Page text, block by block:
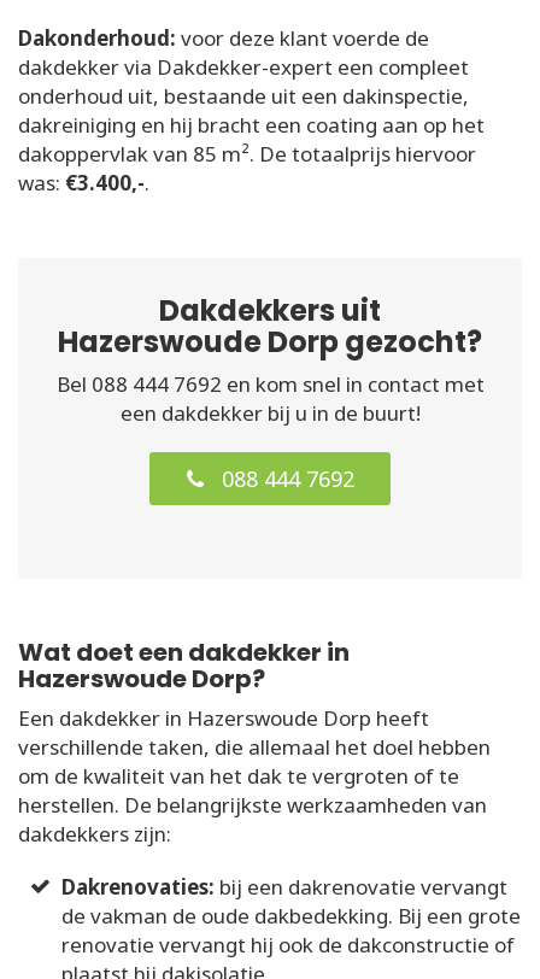
Dakonderhoud: voor deze klant voerde de
dakdekker via Dakdekker-expert een compleet
onderhoud uit, bestaande uit een dakinspectie,
dakreiniging en hij bracht een coating aan op het
dakoppervlak van 85 m². De totaalprijs hiervoor
was: €3.400,-.
Dakdekkers uit
Hazerswoude Dorp gezocht?
Bel 088 444 7692 en kom snel in contact met
een dakdekker bij u in de buurt!
088 444 7692
Wat doet een dakdekker in
Hazerswoude Dorp?
Een dakdekker in Hazerswoude Dorp heeft
verschillende taken, die allemaal het doel hebben
om de kwaliteit van het dak te vergroten of te
herstellen. De belangrijkste werkzaamheden van
dakdekkers zijn:
Dakrenovaties: bij een dakrenovatie vervangt
de vakman de oude dakbedekking. Bij een grote
renovatie vervangt hij ook de dakconstructie of
plaatst hij dakisolatie.